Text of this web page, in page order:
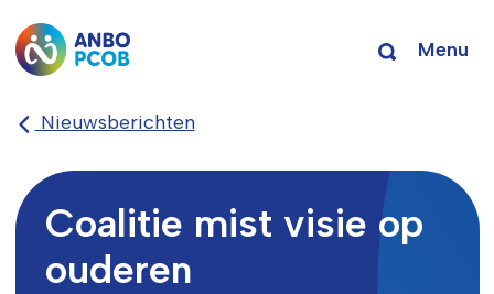
Menu
Nieuwsberichten
Coalitie mist visie op
ouderen